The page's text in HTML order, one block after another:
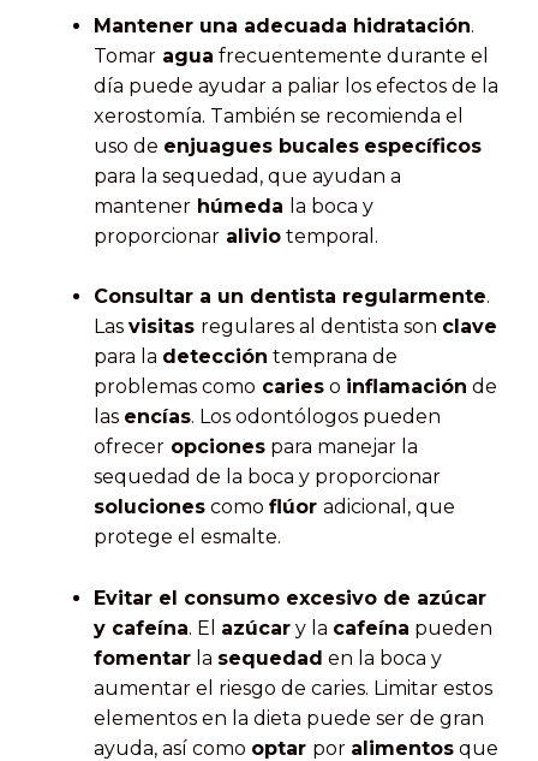
Mantener una adecuada hidratación.
Tomar agua frecuentemente durante el
día puede ayudar a paliar los efectos de la
xerostomía. También se recomienda el
uso de enjuagues bucales específicos
para la sequedad, que ayudan a
mantener húmeda la boca y
proporcionar alivio temporal.
Consultar a un dentista regularmente.
Las visitas regulares al dentista son clave
para la detección temprana de
problemas como caries o inflamación de
las encías. Los odontólogos pueden
ofrecer opciones para manejar la
sequedad de la boca y proporcionar
soluciones como flúor adicional, que
protege el esmalte.
Evitar el consumo excesivo de azúcar
y cafeína. El azúcar y la cafeína pueden
fomentar la sequedad en la boca y
aumentar el riesgo de caries. Limitar estos
elementos en la dieta puede ser de gran
ayuda, así como optar por alimentos que